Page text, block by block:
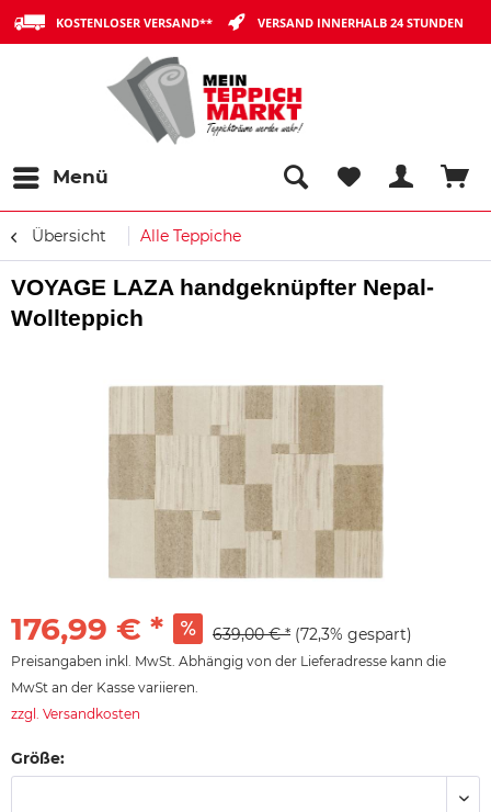
KOSTENLOSER VERSAND** VERSAND INNERHALB 24 STUNDEN
Menü
Übersicht Alle Teppiche
VOYAGE LAZA handgeknüpfter Nepal-
Wollteppich
176,99 € * 639,00 € * (72,3% gespart)
Preisangaben inkl. MwSt. Abhängig von der Lieferadresse kann die
MwSt an der Kasse variieren.
zzgl. Versandkosten
Größe: